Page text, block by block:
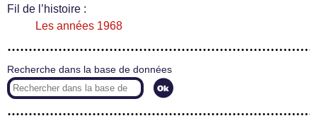
Fil de l’histoire :
Les années 1968
Recherche dans la base de données